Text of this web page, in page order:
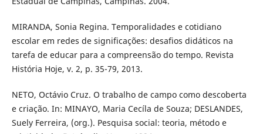
MIRANDA, Sonia Regina. Temporalidades e cotidiano
escolar em redes de significações: desafios didáticos na
tarefa de educar para a compreensão do tempo. Revista
História Hoje, v. 2, p. 35-79, 2013.
NETO, Octávio Cruz. O trabalho de campo como descoberta
e criação. In: MINAYO, Maria Cecíla de Souza; DESLANDES,
Suely Ferreira, (org.). Pesquisa social: teoria, método e